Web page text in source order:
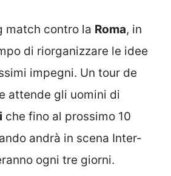
match contro la Roma, in
di riorganizzare le idee
impegni. Un tour de
attende gli uomini di
che fino al prossimo 10
andrà in scena Inter-
ogni tre giorni.